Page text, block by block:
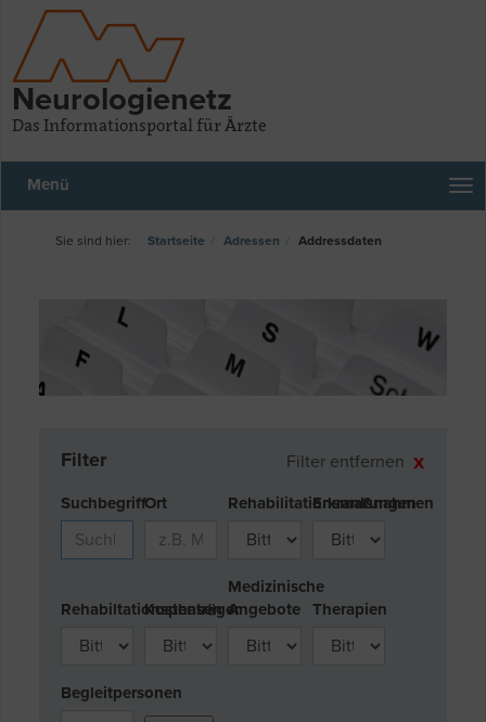
Neurologienetz
Das Informationsportal für Ärzte
Menü
Startseite Adressen Addressdaten
Filter Filter entfernen
SuchbegriffOrt Rehabilitationsmaßnahmen
Erkrankungen
Rehabiltationsphasen
Kostenträger
Medizinische
Angebote
Therapien
Begleitpersonen